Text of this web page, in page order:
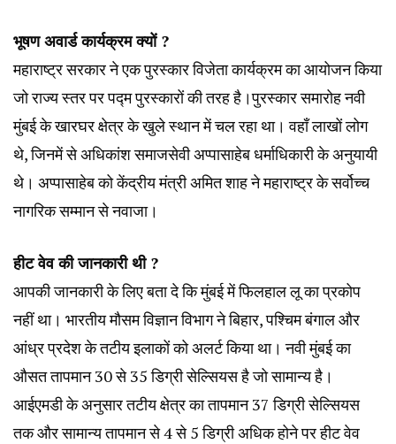
भूषण अवार्ड कार्यक्रम क्यों ?
महाराष्ट्र सरकार ने एक पुरस्कार विजेता कार्यक्रम का आयोजन किया
जो राज्य स्तर पर पद्म पुरस्कारों की तरह है।पुरस्कार समारोह नवी
मुंबई के खारघर क्षेत्र के खुले स्थान में चल रहा था। वहाँ लाखों लोग
थे, जिनमें से अधिकांश समाजसेवी अप्पासाहेब धर्माधिकारी के अनुयायी
थे। अप्पासाहेब को केंद्रीय मंत्री अमित शाह ने महाराष्ट्र के सर्वोच्च
नागरिक सम्मान से नवाजा।
हीट वेव की जानकारी थी ?
आपकी जानकारी के लिए बता दे कि मुंबई में फिलहाल लू का प्रकोप
नहीं था। भारतीय मौसम विज्ञान विभाग ने बिहार, पश्चिम बंगाल और
आंध्र प्रदेश के तटीय इलाकों को अलर्ट किया था। नवी मुंबई का
औसत तापमान 30 से 35 डिग्री सेल्सियस है जो सामान्य है।
आईएमडी के अनुसार तटीय क्षेत्र का तापमान 37 डिग्री सेल्सियस
तक और सामान्य तापमान से 4 से 5 डिग्री अधिक होने पर हीट वेव